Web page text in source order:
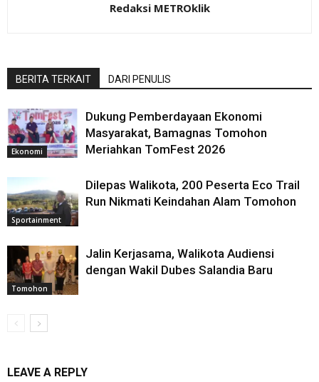
Redaksi METROklik
BERITA TERKAIT DARI PENULIS
Ekonomi
Dukung Pemberdayaan Ekonomi
Masyarakat, Bamagnas Tomohon
Meriahkan TomFest 2026
Sportainment
Dilepas Walikota, 200 Peserta Eco Trail
Run Nikmati Keindahan Alam Tomohon
Tomohon
Jalin Kerjasama, Walikota Audiensi
dengan Wakil Dubes Salandia Baru
LEAVE A REPLY